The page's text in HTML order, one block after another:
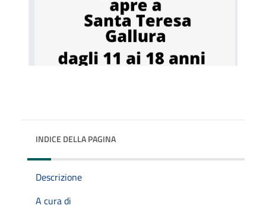
INDICE DELLA PAGINA
Descrizione
A cura di